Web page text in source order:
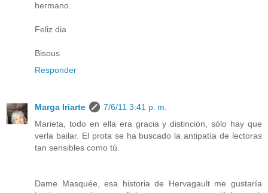
hermano.
Feliz dia
Bisous
Responder
Marga Iriarte
7/6/11 3:41 p. m.
Marieta, todo en ella era gracia y distinción, sólo hay que
verla bailar. El prota se ha buscado la antipatía de lectoras
tan sensibles como tú.
Dame Masquée, esa historia de Hervagault me gustaría